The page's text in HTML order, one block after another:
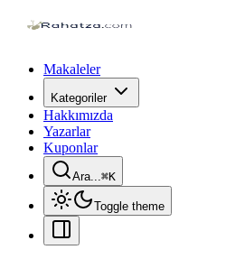
Makaleler
Kategoriler
Hakkımızda
Yazarlar
Kuponlar
Ara...⌘K
Toggle theme